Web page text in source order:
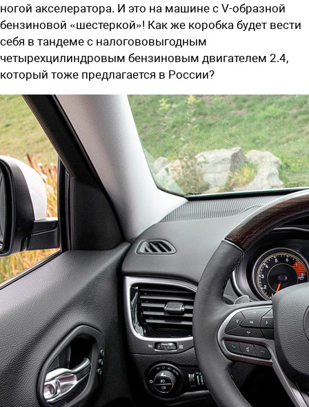
ногой акселератора. И это на машине с V-образной
бензиновой «шестеркой»! Как же коробка будет вести
себя в тандеме с налогововыгодным
четырехцилиндровым бензиновым двигателем 2.4,
который тоже предлагается в России?